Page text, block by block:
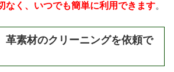
なく、いつでも簡単に利用できます。
革素材のクリーニングを依頼で